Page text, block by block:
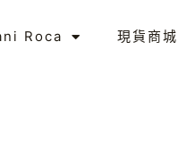
Roca 現貨商城